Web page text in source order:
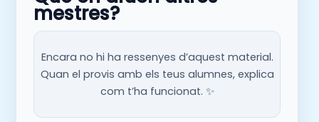
mestres?
Encara no hi ha ressenyes d’aquest material.
Quan el provis amb els teus alumnes, explica
com t’ha funcionat. ✨